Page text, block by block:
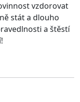
vzdorovat
stát a dlouho
a štěstí